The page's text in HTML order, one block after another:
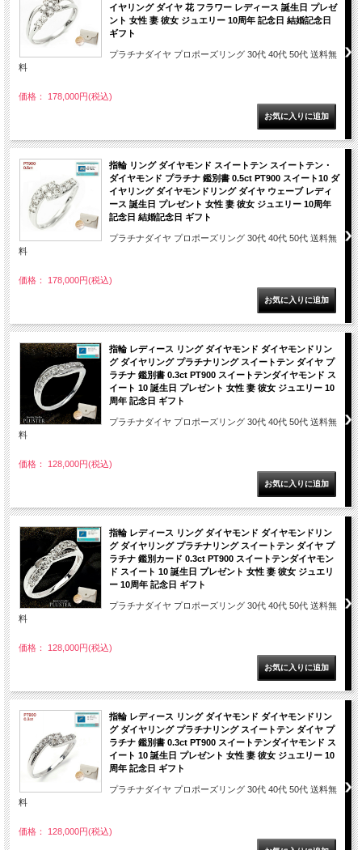
イヤリング ダイヤ 花 フラワー レディース 誕生日 プレゼ
ント 女性 妻 彼女 ジュエリー 10周年 記念日 結婚記念日
ギフト
プラチナダイヤ プロポーズリング 30代 40代 50代 送料無
料
価格： 178,000円(税込)
指輪 リング ダイヤモンド スイートテン スイートテン・
ダイヤモンド プラチナ 鑑別書 0.5ct PT900 スイート10 ダ
イヤリング ダイヤモンドリング ダイヤ ウェーブ レディ
ース 誕生日 プレゼント 女性 妻 彼女 ジュエリー 10周年
記念日 結婚記念日 ギフト
プラチナダイヤ プロポーズリング 30代 40代 50代 送料無
料
価格： 178,000円(税込)
指輪 レディース リング ダイヤモンド ダイヤモンドリン
グ ダイヤリング プラチナリング スイートテン ダイヤ プ
ラチナ 鑑別書 0.3ct PT900 スイートテンダイヤモンド ス
イート 10 誕生日 プレゼント 女性 妻 彼女 ジュエリー 10
周年 記念日 ギフト
プラチナダイヤ プロポーズリング 30代 40代 50代 送料無
料
価格： 128,000円(税込)
指輪 レディース リング ダイヤモンド ダイヤモンドリン
グ ダイヤリング プラチナリング スイートテン ダイヤ プ
ラチナ 鑑別カード 0.3ct PT900 スイートテンダイヤモン
ド スイート 10 誕生日 プレゼント 女性 妻 彼女 ジュエリ
ー 10周年 記念日 ギフト
プラチナダイヤ プロポーズリング 30代 40代 50代 送料無
料
価格： 128,000円(税込)
指輪 レディース リング ダイヤモンド ダイヤモンドリン
グ ダイヤリング プラチナリング スイートテン ダイヤ プ
ラチナ 鑑別書 0.3ct PT900 スイートテンダイヤモンド ス
イート 10 誕生日 プレゼント 女性 妻 彼女 ジュエリー 10
周年 記念日 ギフト
プラチナダイヤ プロポーズリング 30代 40代 50代 送料無
料
価格： 128,000円(税込)